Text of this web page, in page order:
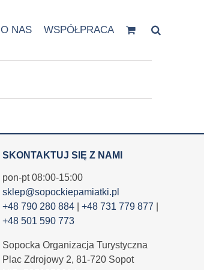
O NAS WSPÓŁPRACA
SKONTAKTUJ SIĘ Z NAMI
pon-pt 08:00-15:00
sklep@sopockiepamiatki.pl
+48 790 280 884| +48 731 779 877
+48 501 590 773
Sopocka Organizacja Turystyczna
Plac Zdrojowy 2, 81-720 Sopot